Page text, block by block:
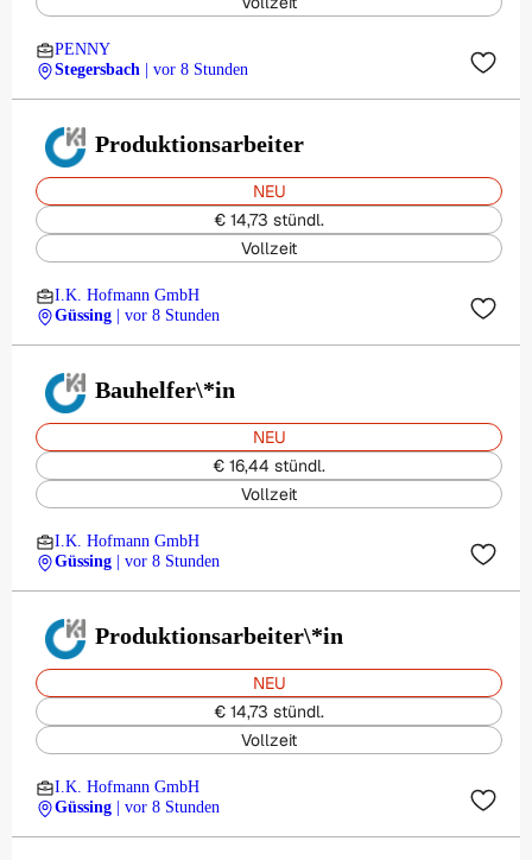
PENNY
Stegersbach
| vor 8 Stunden
Produktionsarbeiter
NEU
€ 14,73 stündl.
Vollzeit
I.K. Hofmann GmbH
Güssing
| vor 8 Stunden
Bauhelfer\*in
NEU
€ 16,44 stündl.
Vollzeit
I.K. Hofmann GmbH
Güssing
| vor 8 Stunden
Produktionsarbeiter\*in
NEU
€ 14,73 stündl.
Vollzeit
I.K. Hofmann GmbH
Güssing
| vor 8 Stunden